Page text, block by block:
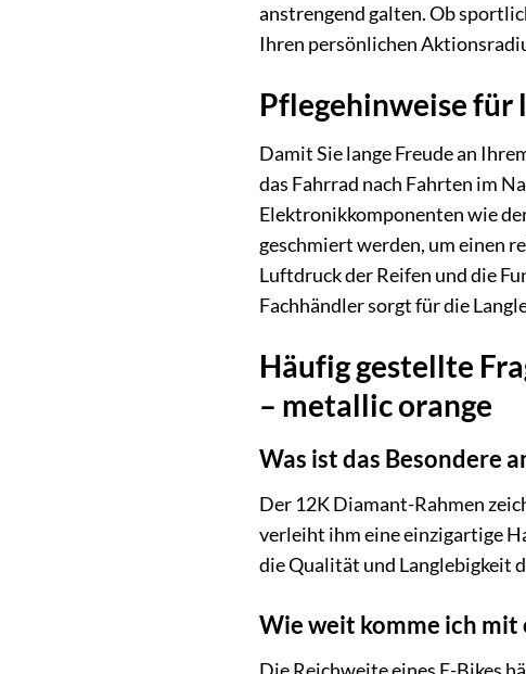
anstrengend galten. Ob
Ihren persönlichen
Pflegehinweise für
Damit Sie lange Freude an
das Fahrrad nach Fahrten im
Elektronikkomponenten wie
geschmiert werden, um einen
Luftdruck der Reifen und die
Fachhändler sorgt für die
Häufig gestellte
– metallic orange
Was ist das Besondere
Der 12K Diamant-Rahmen
verleiht ihm eine einzigartige
die Qualität und Langlebigkeit
Wie weit komme ich mit